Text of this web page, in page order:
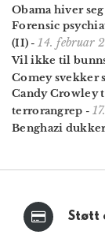
Obama hiver
Forensic
(II) -14. februar
Vil ikke til
Comey svekker
Candy Crowley
terrorangrep -
Benghazi
Støtt